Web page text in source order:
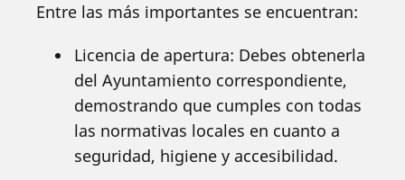
Entre las más importantes se encuentran:
Licencia de apertura: Debes obtenerla
del Ayuntamiento correspondiente,
demostrando que cumples con todas
las normativas locales en cuanto a
seguridad, higiene y accesibilidad.